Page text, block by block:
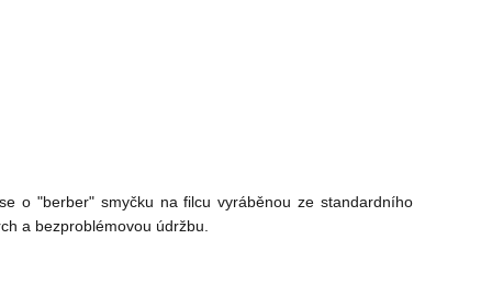
o "berber" smyčku na filcu vyráběnou ze standardního
a bezproblémovou údržbu.